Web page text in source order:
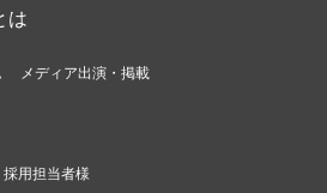
は
メディア出演・掲載
用担当者様